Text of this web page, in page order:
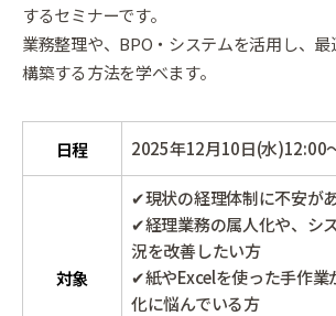
するセミナーです。
業務整理や、BPO・システムを活用し、
構築する方法を学べます。
日程 2025年12月10日(水)12:00
対象
✔現状の経理体制に不安が
✔経理業務の属人化や、シ
況を改善したい方
✔紙やExcelを使った手作業
化に悩んでいる方